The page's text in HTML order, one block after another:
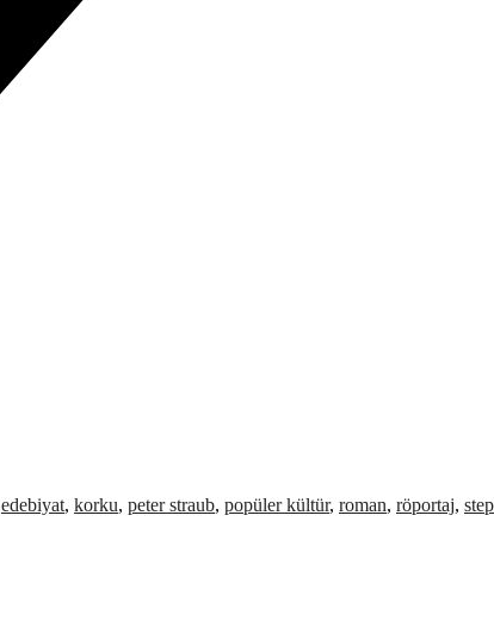
edebiyat, korku, peter straub, popüler kültür, roman, röportaj,